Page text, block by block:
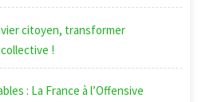
citoyen, transformer
!
: La France à l’Offensive